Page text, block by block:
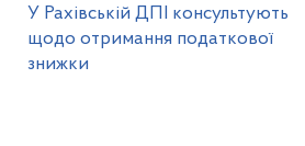
У Рахівській ДПІ консультують
щодо отримання податкової
знижки